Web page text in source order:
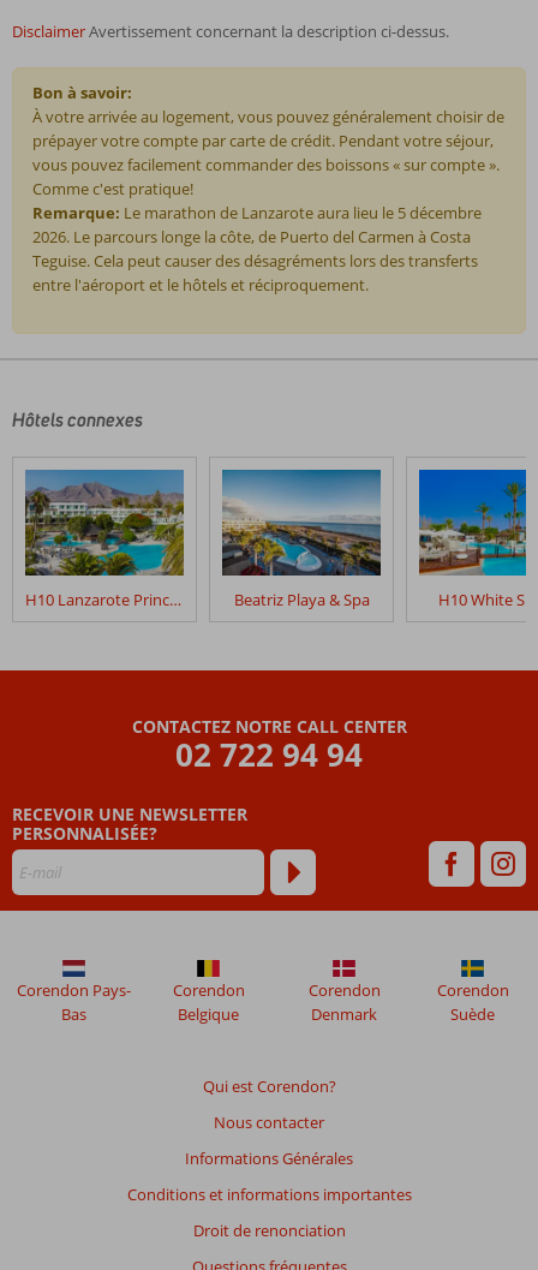
DisclaimerAvertissement concernant la description ci-dessus.
Bon à savoir:
À votre arrivée au logement, vous pouvez généralement choisir de
prépayer votre compte par carte de crédit. Pendant votre séjour,
vous pouvez facilement commander des boissons « sur compte ».
Comme c'est pratique!
Remarque: Le marathon de Lanzarote aura lieu le 5 décembre
2026. Le parcours longe la côte, de Puerto del Carmen à Costa
Teguise. Cela peut causer des désagréments lors des transferts
entre l'aéroport et le hôtels et réciproquement.
écrits
nos
clients
après
leur
séjour
Be
de
plus
mois
sont
plus
affichés
présentés.
Hôtels connexes
H10 Lanzarote Princess Beatriz Playa & Spa H10 White
CONTACTEZ NOTRE CALL CENTER
02 722 94 94
RECEVOIR UNE NEWSLETTER
PERSONNALISÉE?
Qui est Corendon?
Nous contacter
Informations Générales
Conditions et informations importantes
Droit de renonciation
Corendon Pays-
Bas
Corendon
Belgique
Corendon
Denmark
Corendon
Suède